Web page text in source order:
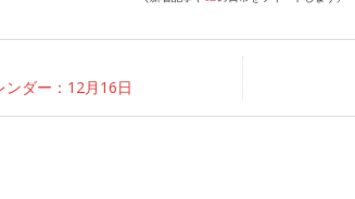
ンダー：12月16日